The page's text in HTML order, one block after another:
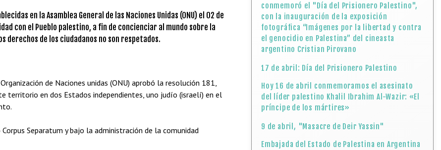
en la Asamblea General de las Naciones Unidas (ONU) el 02 de
con el Pueblo palestino, a fin de concienciar al mundo sobre la
derechos de los ciudadanos no son respetados.
de Naciones unidas (ONU) aprobó la resolución 181,
territorio en dos Estados independientes, uno judío (israelí) en el
Separatum y bajo la administración de la comunidad
conmemoró el "Día del Prisionero Palestino",
con la inauguración de la exposición
fotográfica “Imágenes por la libertad y contra
el genocidio en Palestina” del cineasta
argentino Cristian Pirovano
17 de abril: Día del Prisionero Palestino
Hoy 16 de abril conmemoramos el asesinato
del líder palestino Khalil Ibrahim Al-Wazir: «El
príncipe de los mártires»
9 de abril, "Masacre de Deir Yassin"
Embajada del Estado de Palestina en Argentina